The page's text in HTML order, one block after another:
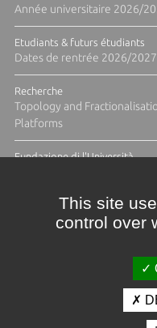
Année universitaire 2026/
Etudiants & futurs étudiants
Dates de rentrée 2026/
Recherche
Topology and
Platforms
Fundazione di l'Università
Crédits et mentions légales
This site
control over